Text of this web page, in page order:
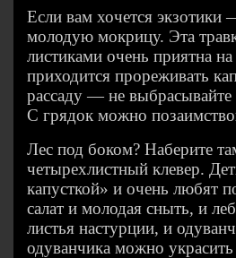
Если вам хочется экзотики
молодую мокрицу. Эта
листиками очень приятна
приходится прореживать
рассаду — не выбрасывайте
С грядок можно
Лес под боком? Наберите
четырехлистный клевер.
капусткой» и очень любят
салат и молодая сныть, и
листья настурции, и
одуванчика можно украсить